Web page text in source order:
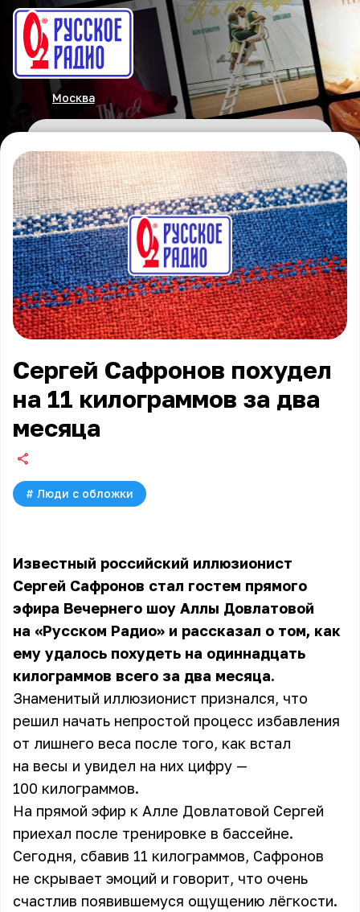
Москва
Сергей Сафронов похудел
на 11 килограммов за два
месяца
# Люди с обложки
Известный российский иллюзионист
Сергей Сафронов стал гостем прямого
эфира Вечернего шоу Аллы Довлатовой
на «Русском Радио» и рассказал о том, как
ему удалось похудеть на одиннадцать
килограммов всего за два месяца.
Знаменитый иллюзионист признался, что
решил начать непростой процесс избавления
от лишнего веса после того, как встал
на весы и увидел на них цифру —
100 килограммов.
На прямой эфир к Алле Довлатовой Сергей
приехал после тренировке в бассейне.
Сегодня, сбавив 11 килограммов, Сафронов
не скрывает эмоций и говорит, что очень
счастлив появившемуся ощущению лёгкости.